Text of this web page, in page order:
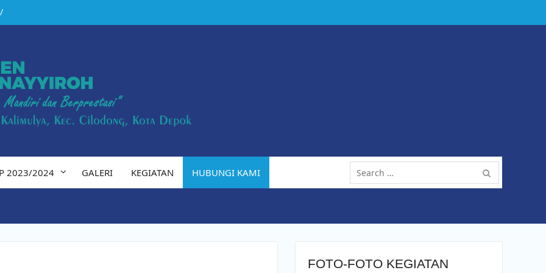
2023/2024 GALERI KEGIATAN HUBUNGI KAMI
Search
for:
FOTO-FOTO KEGIATAN